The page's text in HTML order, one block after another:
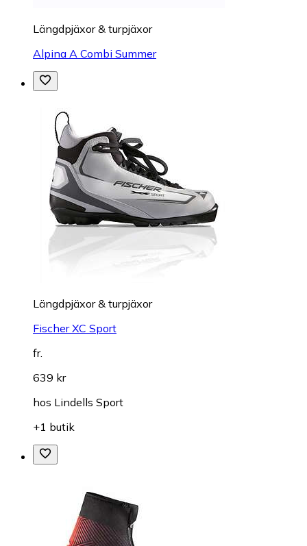
Längdpjäxor & turpjäxor
Alpina A Combi Summer
Längdpjäxor & turpjäxor
Fischer XC Sport
fr.
639 kr
hos Lindells Sport
+1 butik